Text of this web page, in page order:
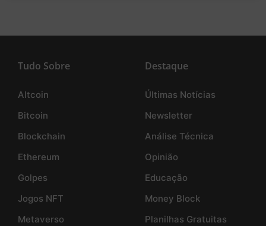
Tudo Sobre
Altcoin
Bitcoin
Blockchain
Ethereum
Golpes
Jogos NFT
Metaverso
Destaque
Últimas Notícias
Newsletter
Análise Técnica
Opinião
Educação
Money Block
Planilhas Gratuitas